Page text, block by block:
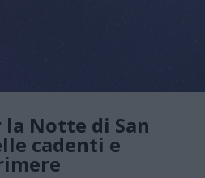
Notte di San
cadenti e